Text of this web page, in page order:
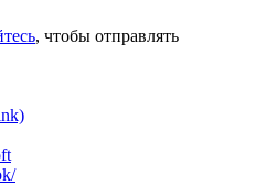
, чтобы отправлять